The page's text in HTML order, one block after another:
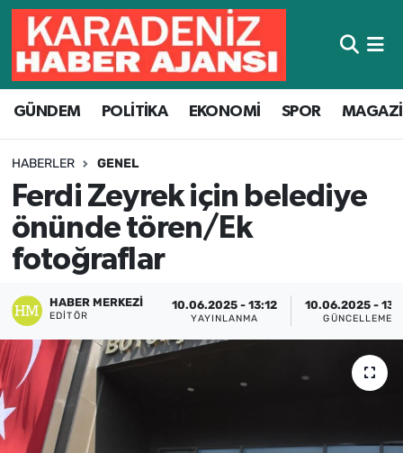
GÜNDEM POLİTİKA EKONOMİ SPOR
HABERLER GENEL
Ferdi Zeyrek için belediye
önünde tören/Ek
fotoğraflar
HABER MERKEZI
EDITÖR
10.06.2025 - 13:12
YAYINLANMA
10.06.2025 -
GÜNCELLEME
Hava Durumu
Trafik Durumu
Süper Lig Puan Durumu ve Fikstür
Tüm Manşetler
Son Dakika Haberleri
Haber Arşivi